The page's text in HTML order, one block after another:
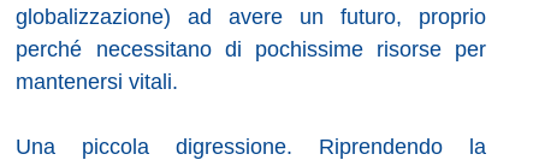
globalizzazione) ad avere un futuro, proprio
perché necessitano di pochissime risorse per
mantenersi vitali.
Una piccola digressione. Riprendendo la